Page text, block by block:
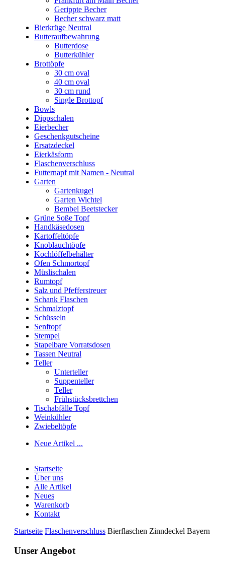
Gerippte Becher
Becher schwarz matt
Bierkrüge Neutral
Butteraufbewahrung
Butterdose
Butterkühler
Brottöpfe
30 cm oval
40 cm oval
30 cm rund
Single Brottopf
Bowls
Dippschalen
Eierbecher
Geschenkgutscheine
Ersatzdeckel
Eierkäsform
Flaschenverschluss
Futternapf mit Namen - Neutral
Garten
Gartenkugel
Garten Wichtel
Bembel Beetstecker
Grüne Soße Topf
Handkäsedosen
Kartoffeltöpfe
Knoblauchtöpfe
Kochlöffelbehälter
Ofen Schmortopf
Müslischalen
Rumtopf
Salz und Pfefferstreuer
Schank Flaschen
Schmalztopf
Schüsseln
Senftopf
Stempel
Stapelbare Vorratsdosen
Tassen Neutral
Teller
Unterteller
Suppenteller
Teller
Frühstücksbrettchen
Tischabfälle Topf
Weinkühler
Zwiebeltöpfe
Neue Artikel ...
Startseite
Über uns
Alle Artikel
Neues
Warenkorb
Kontakt
Startseite Flaschenverschluss Bierflaschen Zinndeckel Bayern
Unser Angebot